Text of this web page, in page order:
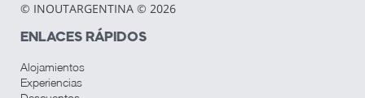
© INOUTARGENTINA © 2026
ENLACES RÁPIDOS
Alojamientos
Experiencias